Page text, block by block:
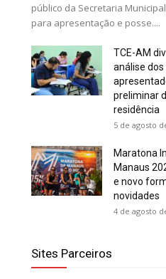
público da Secretaria
para apresentação e posse....
TCE-AM
análise
preliminar
residência
5 de agosto
Maratona
Manaus
e novo
novidades
4 de agosto
Sites Parceiros